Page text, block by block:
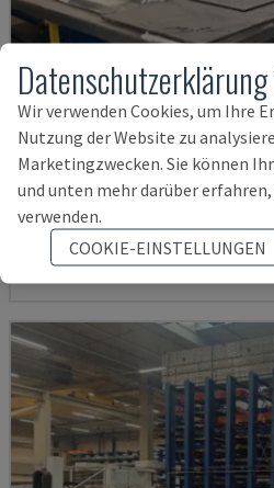
COMPACT 1000
BOSCHERT - CNC-STANZMASCHINE
FRANKREICH
Wir verwenden Cookies, um Ihre
Nutzung der Website zu
Marketingzwecken. Sie können
und unten mehr darüber
verwenden.
COOKIE-EINSTELLUNGEN